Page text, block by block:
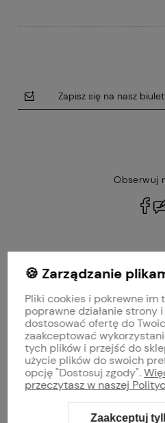
Zapisz się na nasz
Obserwuj
MOJE KONTO
PŁATNOŚCI I DOSTAWA
INFORMACJE
O NAS
🍪 Zarządzanie
Pliki cookies i pokrewne im
poprawne działanie strony
dostosować ofertę do
zaakceptować
tych plików i przejść do
użycie plików do swoich
opcję "Dostosuj zgody".
przeczytasz w naszej
Zaakceptuj